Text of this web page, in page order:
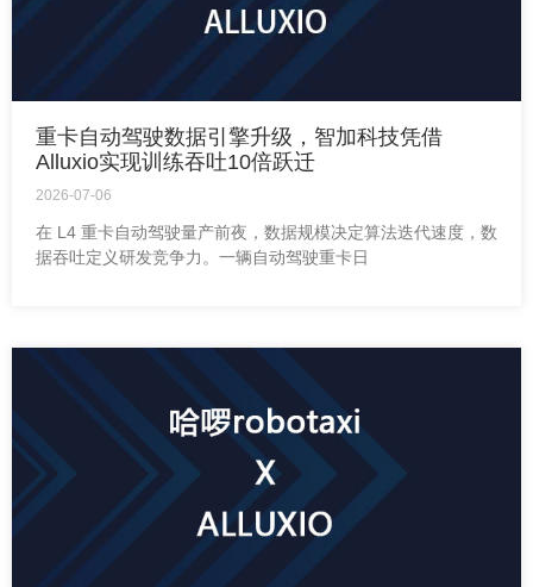
重卡自动驾驶数据引擎升级，智加科技凭借
Alluxio实现训练吞吐10倍跃迁
2026-07-06
在 L4 重卡自动驾驶量产前夜，数据规模决定算法迭代速度，数
据吞吐定义研发竞争力。一辆自动驾驶重卡日